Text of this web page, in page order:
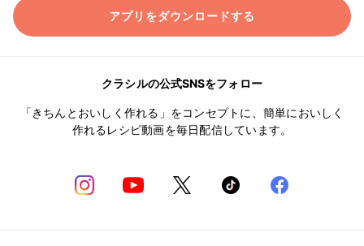
アプリをダウンロードする
クラシルの公式SNSをフォロー
「きちんとおいしく作れる」をコンセプトに、簡単においしく
作れるレシピ動画を毎日配信しています。